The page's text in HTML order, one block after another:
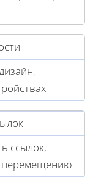
ссылок,
перемещению